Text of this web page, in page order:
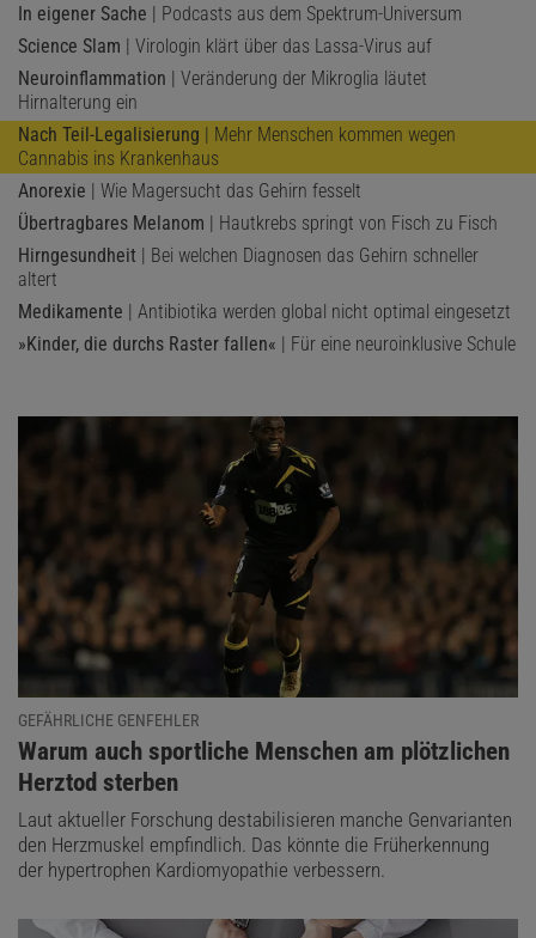
In eigener Sache | Podcasts aus dem Spektrum-Universum
Science Slam | Virologin klärt über das Lassa-Virus auf
Neuroinflammation | Veränderung der Mikroglia läutet
Hirnalterung ein
Nach Teil-Legalisierung | Mehr Menschen kommen wegen
Cannabis ins Krankenhaus
Anorexie | Wie Magersucht das Gehirn fesselt
Übertragbares Melanom | Hautkrebs springt von Fisch zu Fisch
Hirngesundheit | Bei welchen Diagnosen das Gehirn schneller
altert
Medikamente | Antibiotika werden global nicht optimal eingesetzt
»Kinder, die durchs Raster fallen« | Für eine neuroinklusive Schule
GEFÄHRLICHE GENFEHLER
:
Warum auch sportliche Menschen am plötzlichen
Herztod sterben
Laut aktueller Forschung destabilisieren manche Genvarianten
den Herzmuskel empfindlich. Das könnte die Früherkennung
der hypertrophen Kardiomyopathie verbessern.